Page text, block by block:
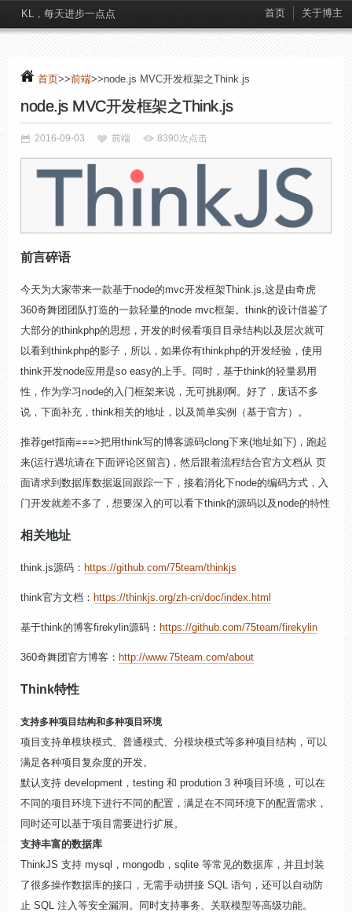
KL，每天进步一点点 首页 关于博主
首页>>前端>>node.js MVC开发框架之Think.js
node.js MVC开发框架之Think.js
2016-09-03 前端 8390次点击
前言碎语
今天为大家带来一款基于node的mvc开发框架Think.js,这是由奇虎
360奇舞团团队打造的一款轻量的node mvc框架。think的设计借鉴了
大部分的thinkphp的思想，开发的时候看项目目录结构以及层次就可
以看到thinkphp的影子，所以，如果你有thinkphp的开发经验，使用
think开发node应用是so easy的上手。同时，基于think的轻量易用
性，作为学习node的入门框架来说，无可挑剔啊。好了，废话不多
说，下面补充，think相关的地址，以及简单实例（基于官方）。
推荐get指南===>把用think写的博客源码clong下来(地址如下)，跑起
来(运行遇坑请在下面评论区留言)，然后跟着流程结合官方文档从 页
面请求到数据库数据返回跟踪一下，接着消化下node的编码方式，入
门开发就差不多了，想要深入的可以看下think的源码以及node的特性
相关地址
think.js源码： https://github.com/75team/thinkjs
think官方文档： https://thinkjs.org/zh-cn/doc/index.html
基于think的博客firekylin源码： https://github.com/75team/firekylin
360奇舞团官方博客： http://www.75team.com/about
Think特性
支持多种项目结构和多种项目环境
项目支持单模块模式、普通模式、分模块模式等多种项目结构，可以
满足各种项目复杂度的开发。
默认支持 development，testing 和 prodution 3 种项目环境，可以在
不同的项目环境下进行不同的配置，满足在不同环境下的配置需求，
同时还可以基于项目需要进行扩展。
支持丰富的数据库
ThinkJS 支持 mysql，mongodb，sqlite 等常见的数据库，并且封装
了很多操作数据库的接口，无需手动拼接 SQL 语句，还可以自动防
止 SQL 注入等安全漏洞。同时支持事务、关联模型等高级功能。